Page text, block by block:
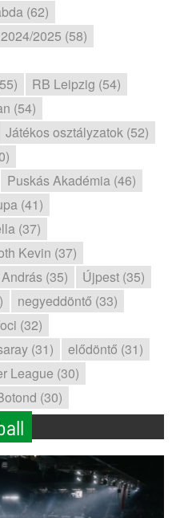
(62)
2025 (58)
RB Leipzig (54)
(54)
Játékos osztályzatok (52)
Puskás Akadémia (46)
(41)
(37)
Kevin (37)
(35)
Újpest (35)
negyeddöntő (33)
(32)
(31)
elődöntő (31)
League (30)
(30)